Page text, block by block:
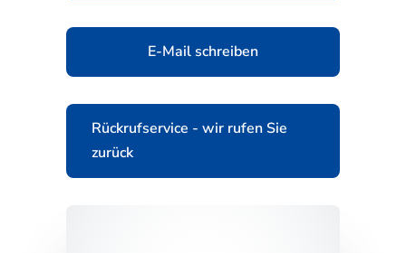
E-Mail schreiben
Rückrufservice - wir rufen Sie
zurück